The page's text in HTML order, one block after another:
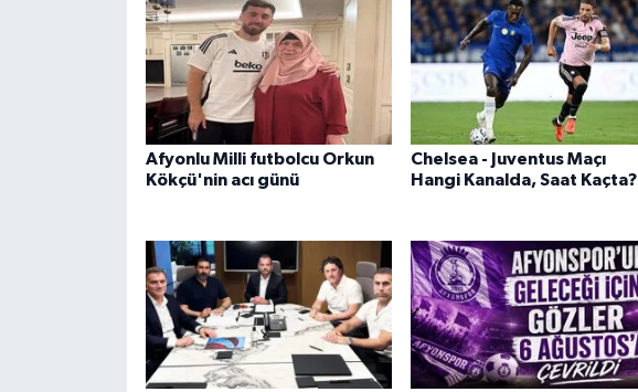
Afyonlu Milli futbolcu Orkun
Kökçü'nin acı günü
Chelsea - Juventus Maçı
Hangi Kanalda, Saat Kaçta?